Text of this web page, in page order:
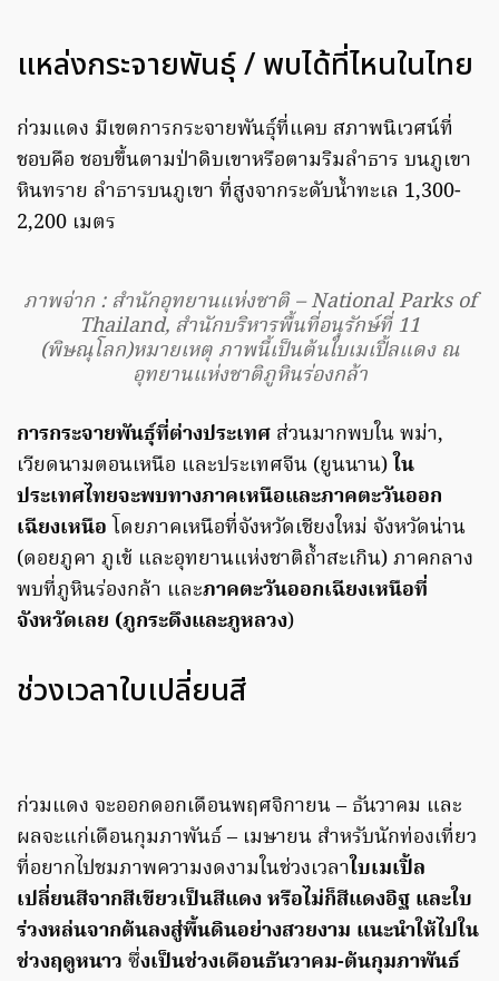
แหล่งกระจายพันธ์ุ / พบได้ที่ไหนในไทย
ก่วมแดง มีเขตการกระจายพันธุ์ที่แคบ สภาพนิเวศน์ที่
ชอบคือ ชอบขึ้นตามป่าดิบเขาหรือตามริมลำธาร บนภูเขา
หินทราย ลำธารบนภูเขา ที่สูงจากระดับน้ำทะเล 1,300-
2,200 เมตร
ภาพจ่าก : สำนักอุทยานแห่งชาติ – National Parks of
Thailand, สำนักบริหารพื้นที่อนุรักษ์ที่ 11
(พิษณุโลก)หมายเหตุ ภาพนี้เป็นต้นใบเมเปิ้ลแดง ณ
อุทยานแห่งชาติภูหินร่องกล้า
การกระจายพันธุ์ที่ต่างประเทศ ส่วนมากพบใน พม่า,
เวียดนามตอนเหนือ และประเทศจีน (ยูนนาน)ใน
ประเทศไทยจะพบทางภาคเหนือและภาคตะวันออก
เฉียงเหนือ โดยภาคเหนือที่จังหวัดเชียงใหม่ จังหวัดน่าน
(ดอยภูคา ภูเข้ และอุทยานแห่งชาติถ้ำสะเกิน) ภาคกลาง
พบที่ภูหินร่องกล้า และภาคตะวันออกเฉียงเหนือที่
จังหวัดเลย (ภูกระดึงและภูหลวง)
ช่วงเวลาใบเปลี่ยนสี
ก่วมแดง จะออกดอกเดือนพฤศจิกายน – ธันวาคม และ
ผลจะแก่เดือนกุมภาพันธ์ – เมษายน สำหรับนักท่องเที่ยว
ที่อยากไปชมภาพความงดงามในช่วงเวลาใบเมเปิ้ล
เปลี่ยนสีจากสีเขียวเป็นสีแดง หรือไม่ก็สีแดงอิฐ และใบ
ร่วงหล่นจากต้นลงสู่พื้นดินอย่างสวยงาม แนะนำให้ไปใน
ช่วงฤดูหนาว ซึ่งเป็นช่วงเดือนธันวาคม-ต้นกุมภาพันธ์